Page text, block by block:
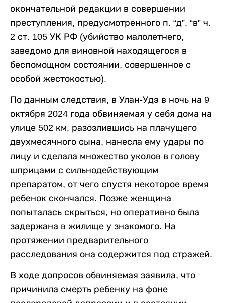
окончательной редакции в совершении
преступления, предусмотренного п. “д”, “в” ч.
2 ст. 105 УК РФ (убийство малолетнего,
заведомо для виновной находящегося в
беспомощном состоянии, совершенное с
особой жестокостью).
По данным следствия, в Улан-Удэ в ночь на 9
октября 2024 года обвиняемая у себя дома на
улице 502 км, разозлившись на плачущего
двухмесячного сына, нанесла ему удары по
лицу и сделала множество уколов в голову
шприцами с сильнодействующим
препаратом, от чего спустя некоторое время
ребенок скончался. Позже женщина
попыталась скрыться, но оперативно была
задержана в жилище у знакомого. На
протяжении предварительного
расследования она содержится под стражей.
В ходе допросов обвиняемая заявила, что
причинила смерть ребенку на фоне